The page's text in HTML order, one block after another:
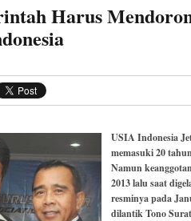
Harus
USIA Indonesia
memasuki 20
Namun
2013 lalu saat
resminya pada
dilantik Tono